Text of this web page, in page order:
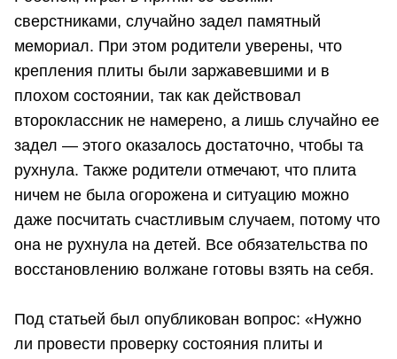
сверстниками, случайно задел памятный
мемориал. При этом родители уверены, что
крепления плиты были заржавевшими и в
плохом состоянии, так как действовал
второклассник не намерено, а лишь случайно ее
задел — этого оказалось достаточно, чтобы та
рухнула. Также родители отмечают, что плита
ничем не была огорожена и ситуацию можно
даже посчитать счастливым случаем, потому что
она не рухнула на детей. Все обязательства по
восстановлению волжане готовы взять на себя.
Под статьей был опубликован вопрос: «Нужно
ли провести проверку состояния плиты и